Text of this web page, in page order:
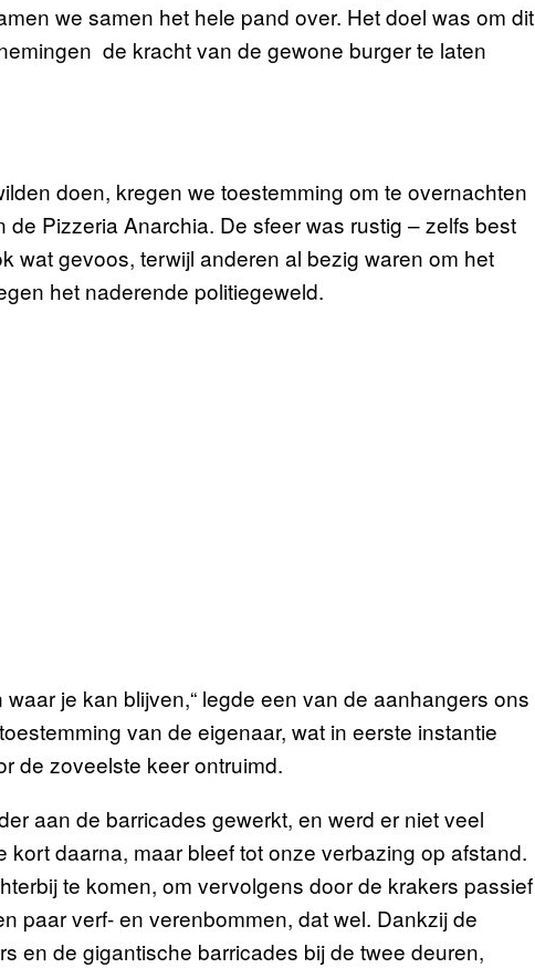
we samen het hele pand over. Het doel was om dit
de kracht van de gewone burger te laten
doen, kregen we toestemming om te overnachten
Pizzeria Anarchia. De sfeer was rustig – zelfs best
wat gevoos, terwijl anderen al bezig waren om het
het naderende politiegeweld.
je kan blijven,“ legde een van de aanhangers ons
van de eigenaar, wat in eerste instantie
de zoveelste keer ontruimd.
aan de barricades gewerkt, en werd er niet veel
kort daarna, maar bleef tot onze verbazing op afstand.
te komen, om vervolgens door de krakers passief
paar verf- en verenbommen, dat wel. Dankzij de
en de gigantische barricades bij de twee deuren,